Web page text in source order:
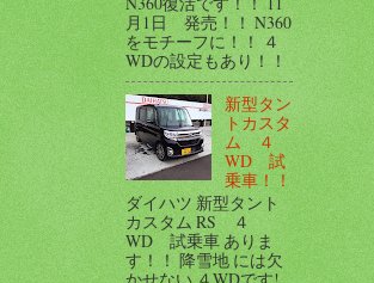
月1日 発売！！ N360
をモチーフに！！ ４
WDの設定もあり！！
新型タン
トカスタ
ム ４
WD 試
乗車！！
ダイハツ 新型タント
カスタム RS ４
WD 試乗車 ありま
す！！ 降雪地 には欠
かせない ４WDです!